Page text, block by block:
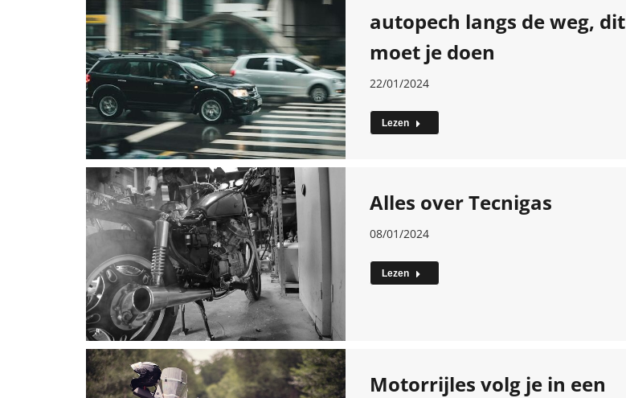
autopech langs de weg, dit
moet je doen
22/01/2024
Lezen
Alles over Tecnigas
08/01/2024
Lezen
Motorrijles volg je in een